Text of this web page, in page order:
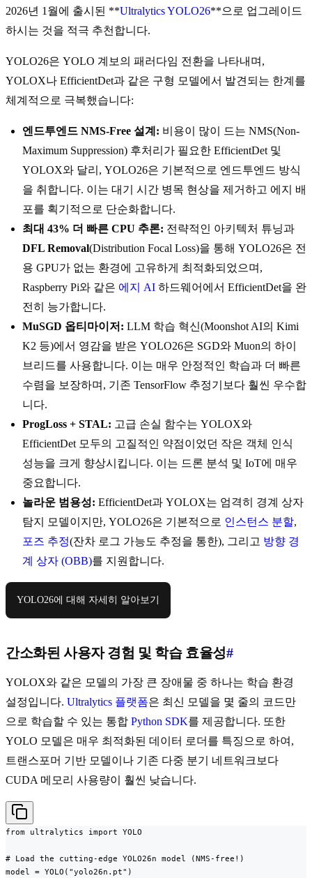
2026년 1월에 출시된 **Ultralytics YOLO26**으로 업그레이드
하시는 것을 적극 추천합니다.
YOLO26은 YOLO 계보의 패러다임 전환을 나타내며,
YOLOX나 EfficientDet과 같은 구형 모델에서 발견되는 한계를
체계적으로 극복했습니다:
엔드투엔드 NMS-Free 설계: 비용이 많이 드는 NMS(Non-
Maximum Suppression) 후처리가 필요한 EfficientDet 및
YOLOX와 달리, YOLO26은 기본적으로 엔드투엔드 방식
을 취합니다. 이는 대기 시간 병목 현상을 제거하고 에지 배
포를 획기적으로 단순화합니다.
최대 43% 더 빠른 CPU 추론: 전략적인 아키텍처 튜닝과
DFL Removal(Distribution Focal Loss)을 통해 YOLO26은 전
용 GPU가 없는 환경에 고유하게 최적화되었으며,
Raspberry Pi와 같은 에지 AI 하드웨어에서 EfficientDet을 완
전히 능가합니다.
MuSGD 옵티마이저: LLM 학습 혁신(Moonshot AI의 Kimi
K2 등)에서 영감을 받은 YOLO26은 SGD와 Muon의 하이
브리드를 사용합니다. 이는 매우 안정적인 학습과 더 빠른
수렴을 보장하며, 기존 TensorFlow 추정기보다 훨씬 우수합
니다.
ProgLoss + STAL: 고급 손실 함수는 YOLOX와
EfficientDet 모두의 고질적인 약점이었던 작은 객체 인식
성능을 크게 향상시킵니다. 이는 드론 분석 및 IoT에 매우
중요합니다.
놀라운 범용성: EfficientDet과 YOLOX는 엄격히 경계 상자
탐지 모델이지만, YOLO26은 기본적으로 인스턴스 분할,
포즈 추정(잔차 로그 가능도 추정을 통한), 그리고 방향 경
계 상자 (OBB)를 지원합니다.
YOLO26에 대해 자세히 알아보기
간소화된 사용자 경험 및 학습 효율성#
YOLOX와 같은 모델의 가장 큰 장애물 중 하나는 학습 환경
설정입니다. Ultralytics 플랫폼은 최신 모델을 몇 줄의 코드만
으로 학습할 수 있는 통합 Python SDK를 제공합니다. 또한
YOLO 모델은 매우 최적화된 데이터 로더를 특징으로 하여,
트랜스포머 기반 모델이나 기존 다중 분기 네트워크보다
CUDA 메모리 사용량이 훨씬 낮습니다.
from ultralytics import YOLO
# Load the cutting-edge YOLO26n model (NMS-free!)
model = YOLO("yolo26n.pt")